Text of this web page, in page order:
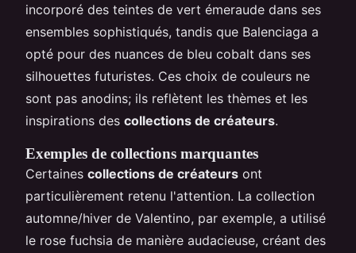
incorporé des teintes de vert émeraude dans ses
ensembles sophistiqués, tandis que Balenciaga a
opté pour des nuances de bleu cobalt dans ses
silhouettes futuristes. Ces choix de couleurs ne
sont pas anodins; ils reflètent les thèmes et les
inspirations des collections de créateurs.
Exemples de collections marquantes
Certaines collections de créateurs ont
particulièrement retenu l'attention. La collection
automne/hiver de Valentino, par exemple, a utilisé
le rose fuchsia de manière audacieuse, créant des